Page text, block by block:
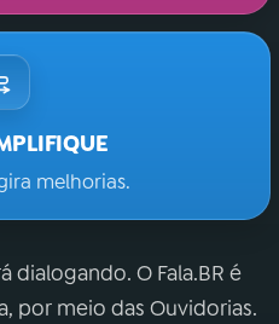
melhorias.
dialogando. O Fala.BR é
por meio das Ouvidorias.